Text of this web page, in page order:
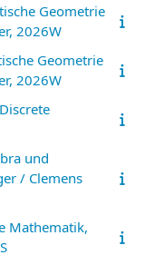
Geometrie
2026W
Geometrie
2026W
und
/ Clemens
Mathematik,